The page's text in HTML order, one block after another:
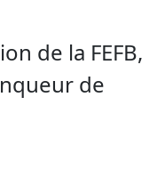
de la FEFB,
de